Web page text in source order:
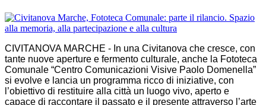
CIVITANOVA MARCHE - In una Civitanova che cresce, con
tante nuove aperture e fermento culturale, anche la Fototeca
Comunale “Centro Comunicazioni Visive Paolo Domenella”
si evolve e lancia un programma ricco di iniziative, con
l’obiettivo di restituire alla città un luogo vivo, aperto e
capace di raccontare il passato e il presente attraverso l’arte